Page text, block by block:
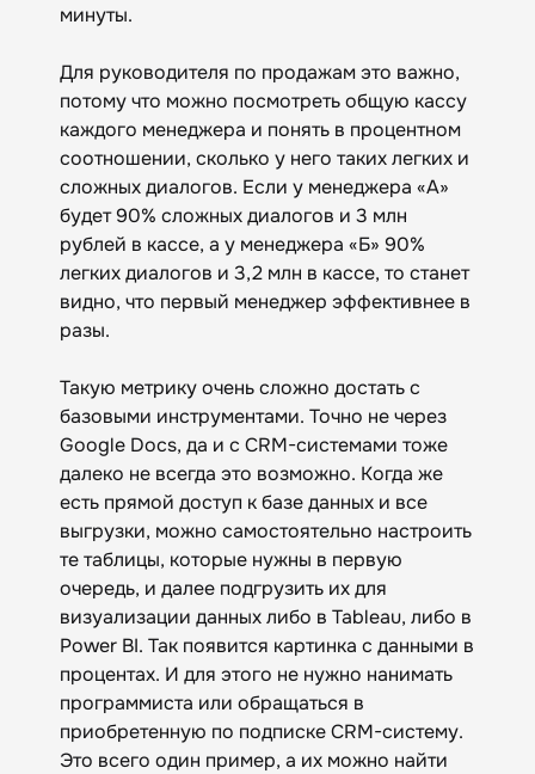
минуты.
Для руководителя по продажам это важно,
потому что можно посмотреть общую кассу
каждого менеджера и понять в процентном
соотношении, сколько у него таких легких и
сложных диалогов. Если у менеджера «А»
будет 90% сложных диалогов и 3 млн
рублей в кассе, а у менеджера «Б» 90%
легких диалогов и 3,2 млн в кассе, то станет
видно, что первый менеджер эффективнее в
разы.
Такую метрику очень сложно достать с
базовыми инструментами. Точно не через
Google Docs, да и с CRM-системами тоже
далеко не всегда это возможно. Когда же
есть прямой доступ к базе данных и все
выгрузки, можно самостоятельно настроить
те таблицы, которые нужны в первую
очередь, и далее подгрузить их для
визуализации данных либо в Tableau, либо в
Power BI. Так появится картинка с данными в
процентах. И для этого не нужно нанимать
программиста или обращаться в
приобретенную по подписке CRM-систему.
Это всего один пример, а их можно найти